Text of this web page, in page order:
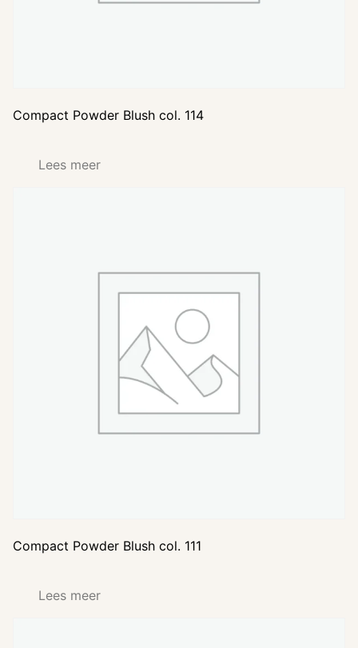
Compact Powder Blush col. 114
Lees meer
Compact Powder Blush col. 111
Lees meer